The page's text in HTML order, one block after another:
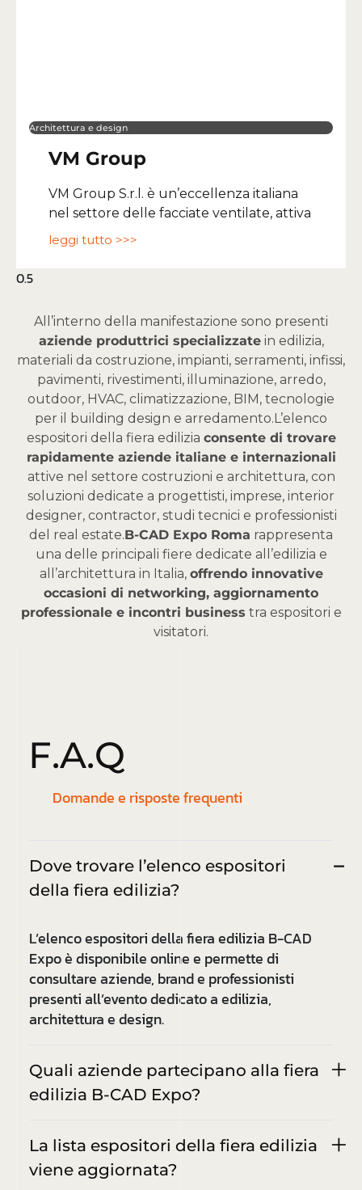
Architettura e design
VM Group
VM Group S.r.l. è un’eccellenza italiana
nel settore delle facciate ventilate, attiva
leggi tutto >>>
All’interno della manifestazione sono presenti
aziende produttrici specializzatein edilizia,
materiali da costruzione, impianti, serramenti, infissi,
pavimenti, rivestimenti, illuminazione, arredo,
outdoor, HVAC, climatizzazione, BIM, tecnologie
per il building design e arredamento. L’elenco
espositori della fiera edilizia consente di trovare
rapidamente aziende italiane e internazionali
attive nel settore costruzioni e architettura, con
soluzioni dedicate a progettisti, imprese, interior
designer, contractor, studi tecnici e professionisti
del real estate.B-CAD Expo Roma rappresenta
una delle principali fiere dedicate all’edilizia e
all’architettura in Italia, offrendo innovative
occasioni di networking, aggiornamento
professionale e incontri business tra espositori e
visitatori.
F.A.Q
Domande e risposte frequenti
Dove trovare l’elenco espositori
della fiera edilizia?
L’elenco espositori della fiera edilizia B-CAD
Expo è disponibile online e permette di
consultare aziende, brand e professionisti
presenti all’evento dedicato a edilizia,
architettura e design.
Quali aziende partecipano alla fiera
edilizia B-CAD Expo?
La lista espositori della fiera edilizia
viene aggiornata?